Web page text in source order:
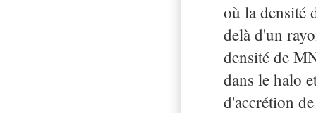
où la densité
delà d'un
densité de
dans le halo
d'accrétion